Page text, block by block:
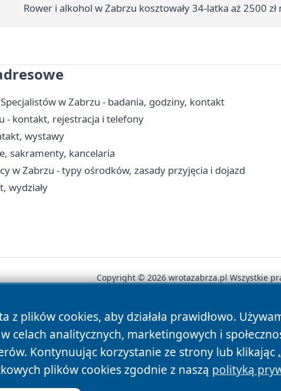
Rower i alkohol w Zabrzu kosztowały 34-latka aż 2500
w Zabrzu - badania, godziny, kontakt
- kontakt, rejestracja i telefony
wystawy
sakramenty, kancelaria
w Zabrzu - typy ośrodków, zasady przyjęcia i dojazd
wydziały
z plików cookies, aby działała prawidłowo.
celach analitycznych, marketingowych i
Kontynuując korzystanie ze strony lub klikając
plików cookies zgodnie z naszą polityką
Copyright © 2026 wrotazabrza.pl Wszystkie
News Autorzy Polityka Prywatności